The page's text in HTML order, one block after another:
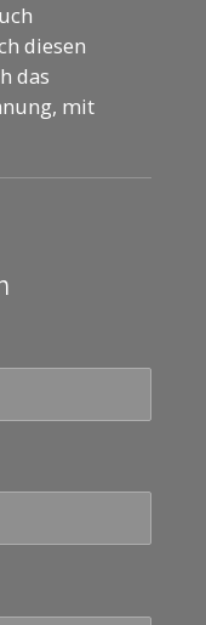
diesen
das
mit